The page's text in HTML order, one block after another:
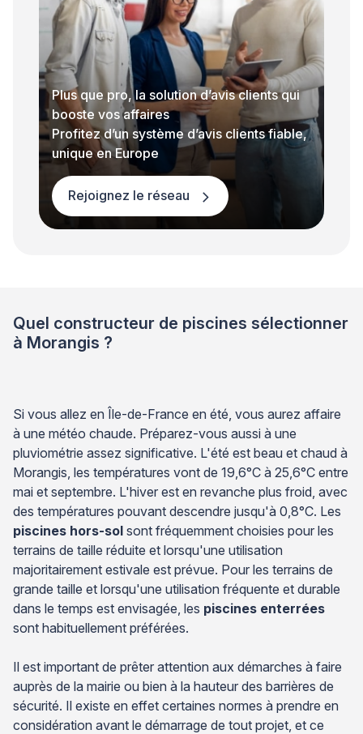
Plus que pro, la solution d’avis clients qui
booste vos affaires
Profitez d’un système d’avis clients fiable,
unique en Europe
Rejoignez le réseau
Quel constructeur de piscines sélectionner
à Morangis ?
Si vous allez en Île-de-France en été, vous aurez affaire
à une météo chaude. Préparez-vous aussi à une
pluviométrie assez significative. L'été est beau et chaud à
Morangis, les températures vont de 19,6°C à 25,6°C entre
mai et septembre. L'hiver est en revanche plus froid, avec
des températures pouvant descendre jusqu'à 0,8°C. Les
piscines hors-sol sont fréquemment choisies pour les
terrains de taille réduite et lorsqu'une utilisation
majoritairement estivale est prévue. Pour les terrains de
grande taille et lorsqu'une utilisation fréquente et durable
dans le temps est envisagée, les piscines enterrées
sont habituellement préférées.
Il est important de prêter attention aux démarches à faire
auprès de la mairie ou bien à la hauteur des barrières de
sécurité. Il existe en effet certaines normes à prendre en
considération avant le démarrage de tout projet, et ce